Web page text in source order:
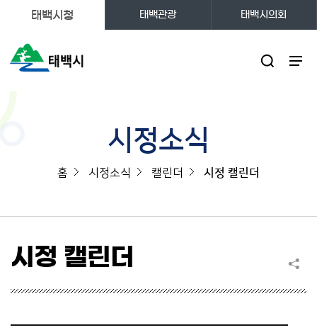
태백시청 태백관광 태백시의회
시정소식
홈 시정소식 캘린더 시정 캘린더
시정 캘린더